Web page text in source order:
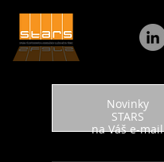
Novinky
STARS
na Váš e-mail